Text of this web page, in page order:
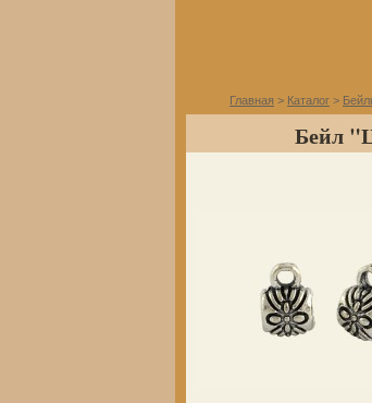
Главная > Каталог >
Бейл